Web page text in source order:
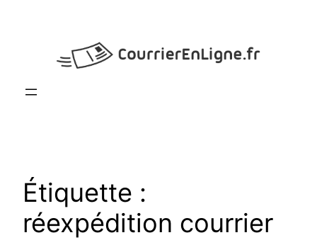
Étiquette :
réexpédition courrier